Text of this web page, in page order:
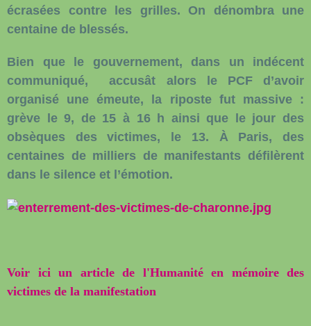
écrasées contre les grilles. On dénombra une
centaine de blessés.
Bien que le gouvernement, dans un indécent
communiqué, accusât alors le PCF d’avoir
organisé une émeute, la riposte fut massive :
grève le 9, de 15 à 16 h ainsi que le jour des
obsèques des victimes, le 13. À Paris, des
centaines de milliers de manifestants défilèrent
dans le silence et l’émotion.
Voir ici un article de l'Humanité en mémoire des
victimes de la manifestation